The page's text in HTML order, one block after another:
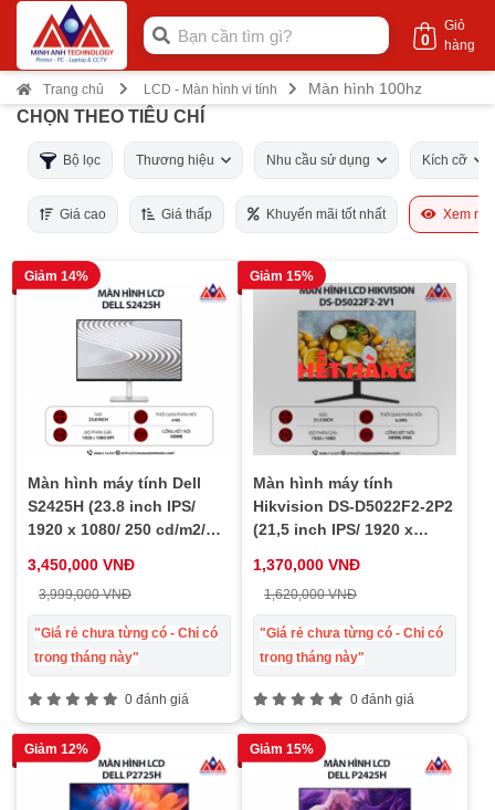
Giỏ
hàng
0
Trang chủ LCD - Màn hình vi tính Màn hình 100hz
CHỌN THEO TIÊU CHÍ
Bộ lọc Thương hiệu Nhu cầu sử dụng Kích cỡ
Giá cao Giá thấp Khuyến mãi tốt nhất Xem
Giảm 14%
Màn hình máy tính Dell
S2425H (23.8 inch IPS/
1920 x 1080/ 250 cd/m2/
tháng
3,450,000 VNĐ
3,999,000 VNĐ
"Giá rẻ chưa từng có - Chỉ có
trong tháng này"
0 đánh giá
Giảm 15%
Màn hình máy tính
Hikvision DS-D5022F2-2P2
(21,5 inch IPS/ 1920 x
100Hz), bảo hành 24 tháng
1,370,000 VNĐ
1,620,000 VNĐ
"Giá rẻ chưa từng có - Chỉ có
trong tháng này"
0 đánh giá
Giảm 12% Giảm 15%